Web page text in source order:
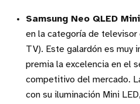
Samsung Neo QLED
en la categoría de televisor
TV). Este galardón es muy
premia la excelencia en el
competitivo del mercado.
con su iluminación Mini